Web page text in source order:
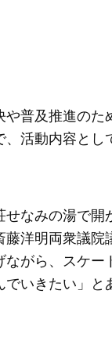
普及推進の
活動内容と
なみの湯で
洋明両衆議
がら、スケ
いきたい」